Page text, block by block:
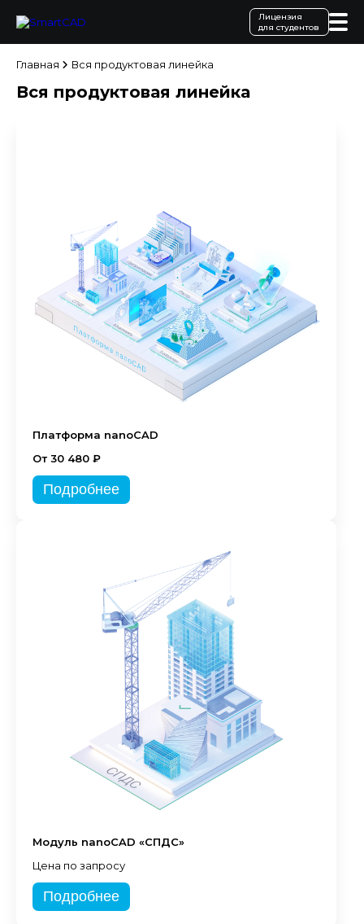
Лицензия
для студентов
Главная Вся продуктовая линейка
Вся продуктовая линейка
Платформа nanoCAD
От 30 480 ₽
Подробнее
Модуль nanoCAD «СПДС»
Цена по запросу
Подробнее